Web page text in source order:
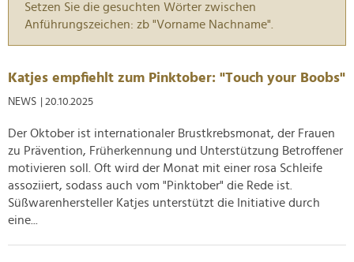
Setzen Sie die gesuchten Wörter zwischen
Anführungszeichen: zb "Vorname Nachname".
Katjes empfiehlt zum Pinktober: "Touch your Boobs"
NEWS | 20.10.2025
Der Oktober ist internationaler Brustkrebsmonat, der Frauen
zu Prävention, Früherkennung und Unterstützung Betroffener
motivieren soll. Oft wird der Monat mit einer rosa Schleife
assoziiert, sodass auch vom "Pinktober" die Rede ist.
Süßwarenhersteller Katjes unterstützt die Initiative durch
eine...